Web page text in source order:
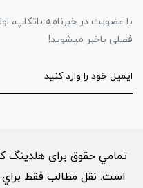
با عضویت در خبرنامه باتکاپ،
فصلی باخبر میشوید!
تمامي حقوق برای هلدینگ
است. نقل مطالب فقط براي